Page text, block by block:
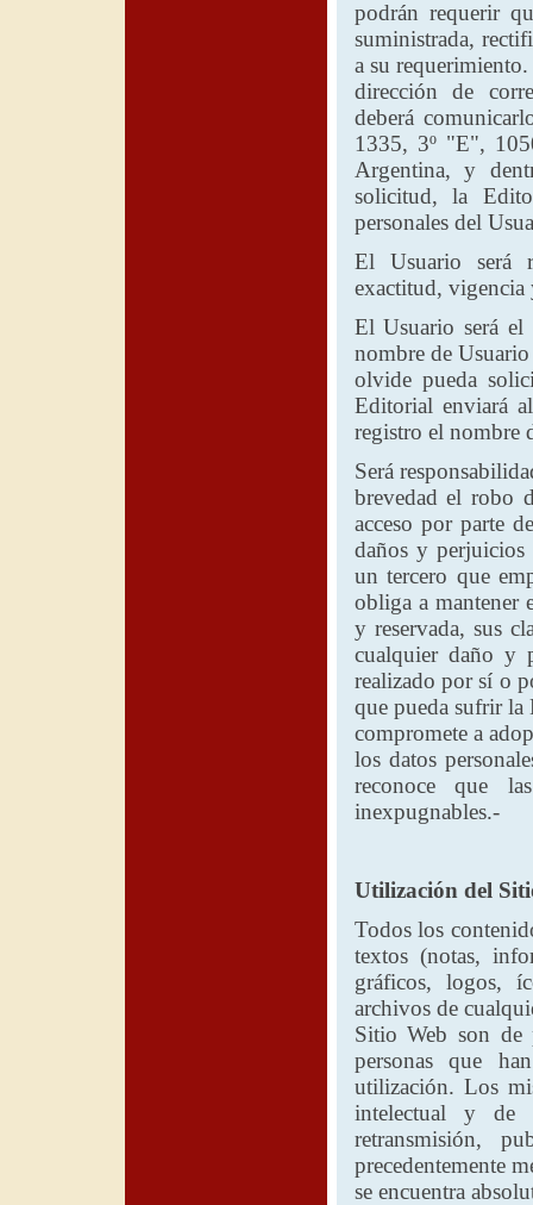
podrán requerir
suministrada,
a su
dirección de
deberá
1335, 3º "E",
Argentina, y
solicitud,la
personales del
El Usuario será
exactitud, vigencia
El Usuario será
nombre de
olvide pueda
Editorial enviará
registro el nombre
Será
brevedad el robo
acceso por parte
daños y
un tercero que
obliga a mantener
y reservada, sus
cualquier daño y
realizado por sí o
que pueda sufrirla
compromete a
los datos
reconoce que
inexpugnables.-
Utilización del
Todos los
textos (notas,
gráficos, logos,
archivos de
Sitio Web son
personas que
utilización. Los
intelectual y de
retransmisión,
precedentemente
se encuentra